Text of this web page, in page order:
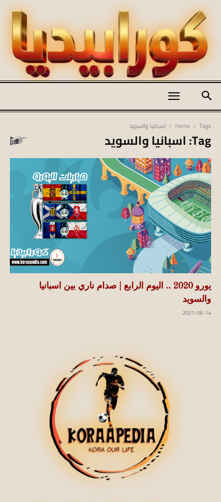
koraapedia
Home Tags اسبانيا والسويد
Tag: اسبانيا والسويد
يورو 2020 .. اليوم الرابع | صدام ناري بين اسبانيا
والسويد
2021-06-14